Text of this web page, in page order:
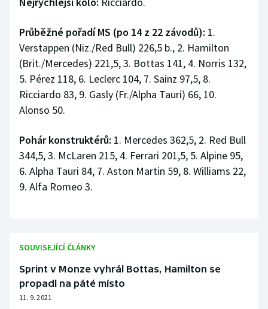
Průběžné pořadí MS (po 14 z 22 závodů): 1.
Verstappen (Niz./Red Bull) 226,5 b., 2. Hamilton
(Brit./Mercedes) 221,5, 3. Bottas 141, 4. Norris 132,
5. Pérez 118, 6. Leclerc 104, 7. Sainz 97,5, 8.
Ricciardo 83, 9. Gasly (Fr./Alpha Tauri) 66, 10.
Alonso 50.
Pohár konstruktérů: 1. Mercedes 362,5, 2. Red Bull
344,5, 3. McLaren 215, 4. Ferrari 201,5, 5. Alpine 95,
6. Alpha Tauri 84, 7. Aston Martin 59, 8. Williams 22,
9. Alfa Romeo 3.
SOUVISEJÍCÍ ČLÁNKY
Sprint v Monze vyhrál Bottas, Hamilton se
propadl na páté místo
11. 9. 2021